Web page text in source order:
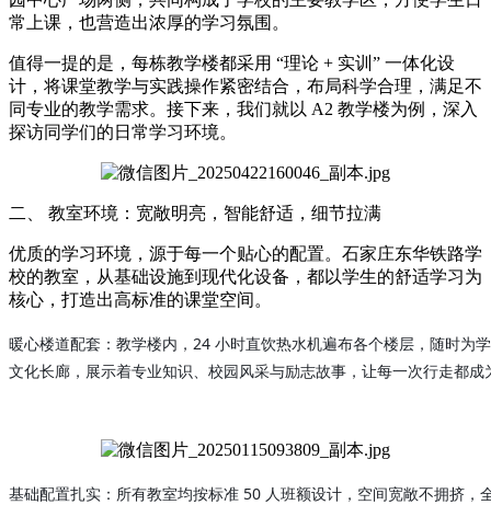
常上课，也营造出浓厚的学习氛围。
值得一提的是，每栋教学楼都采用 “理论 + 实训” 一体化设
计，将课堂教学与实践操作紧密结合，布局科学合理，满足不
同专业的教学需求。接下来，我们就以 A2 教学楼为例，深入
探访同学们的日常学习环境。
二、 教室环境：宽敞明亮，智能舒适，细节拉满
优质的学习环境，源于每一个贴心的配置。石家庄东华铁路学
校的教室，从基础设施到现代化设备，都以学生的舒适学习为
核心，打造出高标准的课堂空间。
暖心楼道配套：教学楼内，24 小时直饮热水机遍布各个楼层，随时为
文化长廊，展示着专业知识、校园风采与励志故事，让每一次行走都
基础配置扎实：所有教室均按标准 50 人班额设计，空间宽敞不拥挤，